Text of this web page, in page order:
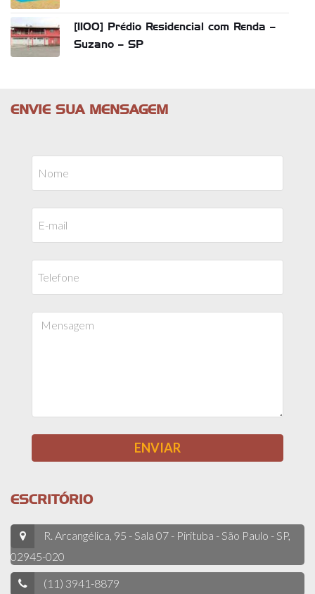
[1100] Prédio Residencial com Renda –
Suzano – SP
ENVIE SUA MENSAGEM
ESCRITÓRIO
R. Arcangélica, 95 - Sala 07 - Pirituba - São Paulo - SP,
02945-020
(11) 3941-8879